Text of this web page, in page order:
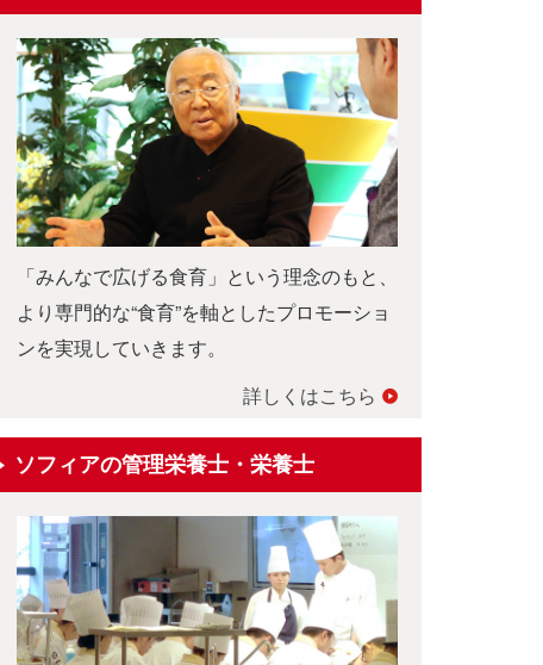
「みんなで広げる食育」という理念のもと、
より専門的な“食育”を軸としたプロモーショ
ンを実現していきます。
詳しくはこちら
ソフィアの管理栄養士・栄養士